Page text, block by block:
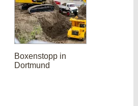
Boxenstopp in
Dortmund